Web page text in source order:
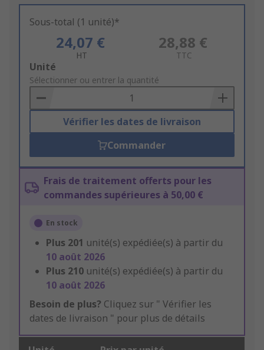
Sous-total (1 unité)*
24,07 €
HT
28,88 €
TTC
Add
to
Basket
Unité
Sélectionner ou entrer la quantité
Vérifier les dates de livraison
Commander
Frais de traitement offerts pour les
commandes supérieures à 50,00 €
En stock
Plus 201 unité(s) expédiée(s) à partir du
10 août 2026
Plus 210 unité(s) expédiée(s) à partir du
10 août 2026
Besoin de plus? Cliquez sur " Vérifier les
dates de livraison " pour plus de détails